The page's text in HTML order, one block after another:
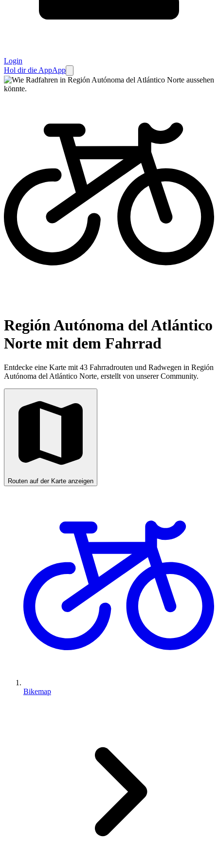
Login
Hol dir die AppApp
Región Autónoma del Atlántico
Norte mit dem Fahrrad
Entdecke eine Karte mit 43 Fahrradrouten und Radwegen in Región
Autónoma del Atlántico Norte, erstellt von unserer Community.
Routen auf der Karte anzeigen
Bikemap